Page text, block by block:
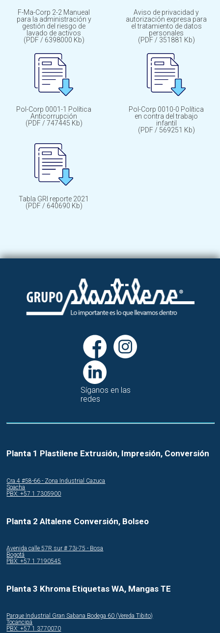
F-Ma-Corp 2-2 Manueal
para la administración y
gestión del riesgo de
lavado de activos
(PDF / 6398000 Kb)
Aviso de privacidad y
autorización expresa para
el tratamiento de datos
personales
(PDF / 351881 Kb)
Pol-Corp 0001-1 Política
Anticorrupción
(PDF / 747445 Kb)
Pol-Corp 0010-0 Política
en contra del trabajo
infantil
(PDF / 569251 Kb)
Tabla GRI reporte 2021
(PDF / 640690 Kb)
Síganos en las
redes
Planta 1 Plastilene Extrusión, Impresión, Conversión
Cra.4 #58-66 - Zona Industrial Cazuca
Soacha
PBX: +57 1 7305900
Planta 2 Altalene Conversión, Bolseo
Avenida calle 57R sur # 73i-75 - Bosa
Bogotá
PBX: +57 1 7190545
Planta 3 Khroma Etiquetas WA, Mangas TE
Parque Industrial Gran Sabana Bodega 60 (Vereda Tibito)
Tocancipá
PBX: +57 1 3770070